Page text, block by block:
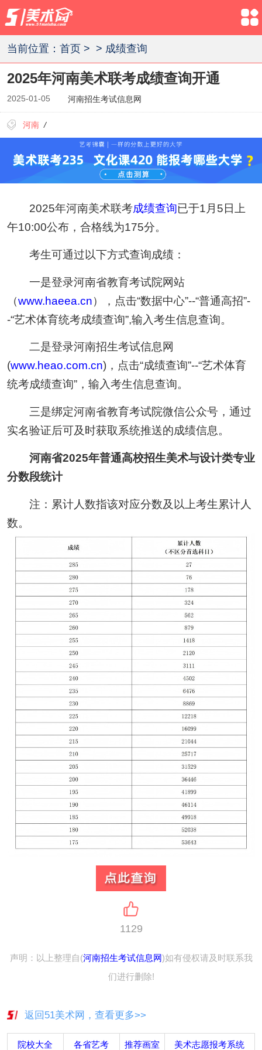
当前位置： 首页> > 成绩查询
2025年河南美术联考成绩查询开通
2025-01-05 河南招生考试信息网
河南 /
2025年河南美术联考成绩查询已于1月5日上
午10:00公布，合格线为175分。
考生可通过以下方式查询成绩：
一是登录河南省教育考试院网站
（www.haeea.cn），点击“数据中心”--“普通高招”-
-“艺术体育统考成绩查询”,输入考生信息查询。
二是登录河南招生考试信息网
(www.heao.com.cn)，点击“成绩查询”--“艺术体育
统考成绩查询”，输入考生信息查询。
三是绑定河南省教育考试院微信公众号，通过
实名验证后可及时获取系统推送的成绩信息。
河南省2025年普通高校招生美术与设计类专业
分数段统计
注：累计人数指该对应分数及以上考生累计人
数。
1129
声明：以上整理自(河南招生考试信息网)如有侵权请及时联系我
们进行删除!
返回51美术网，查看更多>>
院校大全 各省艺考 推荐画室 美术志愿报考系统